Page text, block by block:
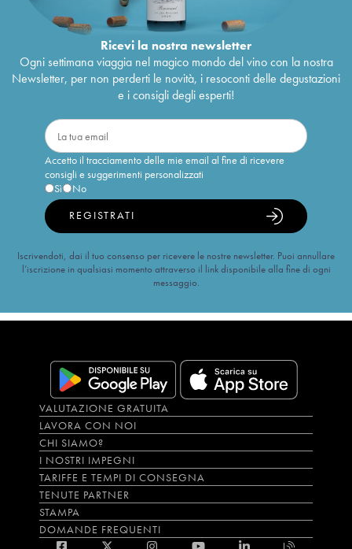
Ricevi la nostra newsletter
Ogni settimana viaggia nel magico mondo del vino con la nostra
Newsletter, per non perderti le novità, i resoconti delle degustazioni
e i consigli degli esperti!
Accetto il tracciamento delle mie email al fine di ricevere
consigli e suggerimenti personalizzati
Sì
No
REGISTRATI
Iscrivendoti, dai il tuo consenso per ricevere le nostre newsletter. Puoi annullare
l’iscrizione in qualsiasi momento attraverso il link disponibile alla fine di ogni
messaggio.
VALUTAZIONE GRATUITA
LAVORA CON NOI
CHI SIAMO?
I NOSTRI IMPEGNI
TARIFFE E TEMPI DI CONSEGNA
TENUTE PARTNER
STAMPA
DOMANDE FREQUENTI